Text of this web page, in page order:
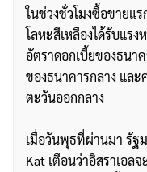
ในช่วงชั่วโมงซื้อขายแ
โลหะสีเหลืองได้รับแร
อัตราดอกเบี้ยของธนา
ของธนาคารกลาง แล
ตะวันออกกลาง
เมื่อวันพุธที่ผ่านมา รัฐ
Kat เตือนว่าอิสราเอล